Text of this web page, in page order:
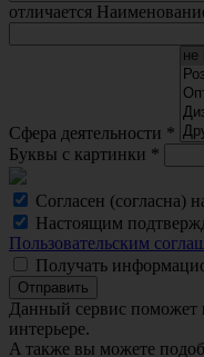
отличается
Сфера деятельности *
Буквы с картинки *
Согласен (согласна)
Настоящим
Пользовательским
Получать
Отправить
Данный сервис поможет
интерьере.
A также вы можете